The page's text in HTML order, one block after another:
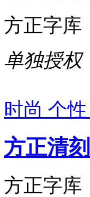
方正字库
单独授权
时尚 个性
方正清
方正字库